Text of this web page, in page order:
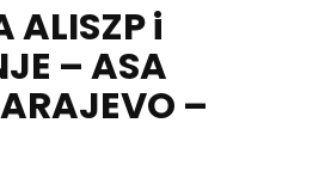
ALISZP i
– ASA
–